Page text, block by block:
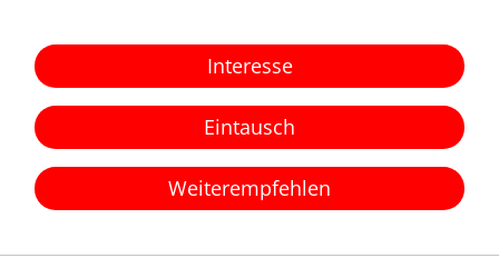
Interesse
Eintausch
Weiterempfehlen